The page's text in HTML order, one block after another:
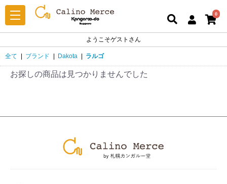
0
ようこそゲストさん
全て | ブランド | Dakota | ラルゴ
お探しの商品は見つかりませんでした